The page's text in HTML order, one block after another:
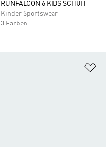
RUNFALCON 6 KIDS SCHUH
Kinder Sportswear
3 Farben